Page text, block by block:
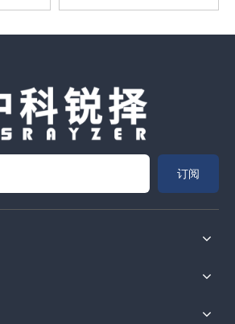
订阅